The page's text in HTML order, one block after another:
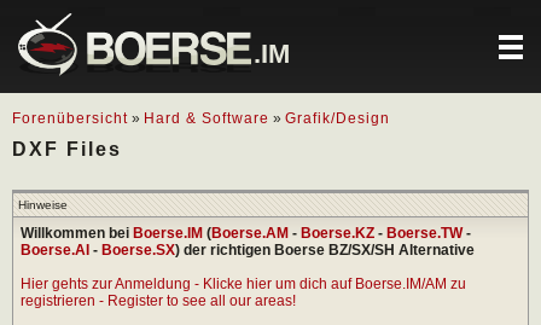
.IM
Forenübersicht » Hard & Software » Grafik/Design
DXF Files
Hinweise
Willkommen bei Boerse.IM (Boerse.AM - Boerse.KZ - Boerse.TW-
Boerse.AI - Boerse.SX) der richtigen Boerse BZ/SX/SH Alternative
Hier gehts zur Anmeldung - Klicke hier um dich auf Boerse.IM/AM zu
registrieren - Register to see all our areas!